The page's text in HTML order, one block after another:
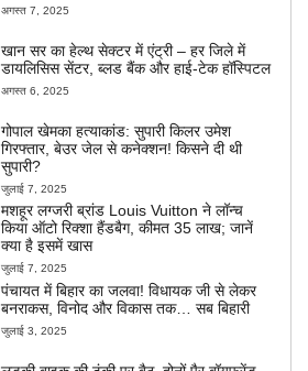
अगस्त 7, 2025
खान सर का हेल्थ सेक्टर में एंट्री – हर जिले में
डायलिसिस सेंटर, ब्लड बैंक और हाई-टेक हॉस्पिटल
अगस्त 6, 2025
गोपाल खेमका हत्याकांड: सुपारी किलर उमेश
गिरफ्तार, बेउर जेल से कनेक्शन! किसने दी थी
सुपारी?
जुलाई 7, 2025
मशहूर लग्जरी ब्रांड Louis Vuitton ने लॉन्च
किया ऑटो रिक्शा हैंडबैग, कीमत 35 लाख; जानें
क्या है इसमें खास
जुलाई 7, 2025
पंचायत में बिहार का जलवा! विधायक जी से लेकर
बनराकस, विनोद और विकास तक… सब बिहारी
जुलाई 3, 2025